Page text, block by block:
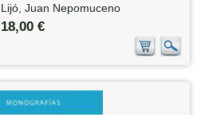
Juan Nepomuceno
18,00 €